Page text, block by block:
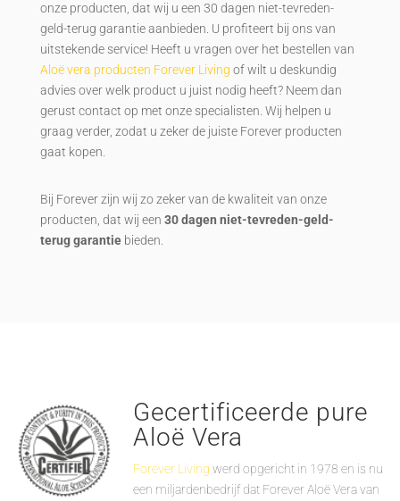
onze producten, dat wij u een 30 dagen niet-tevreden-
geld-terug garantie aanbieden. U profiteert bij ons van
uitstekende service! Heeft u vragen over het bestellen van
Aloë vera producten Forever Living of wilt u deskundig
advies over welk product u juist nodig heeft? Neem dan
gerust contact op met onze specialisten. Wij helpen u
graag verder, zodat u zeker de juiste Forever producten
gaat kopen.
Bij Forever zijn wij zo zeker van de kwaliteit van onze
producten, dat wij een 30 dagen niet-tevreden-geld-
terug garantiebieden.
Gecertificeerde pure
Aloë Vera
Forever Living werd opgericht in 1978 en is nu
een miljardenbedrijf dat Forever Aloë Vera van